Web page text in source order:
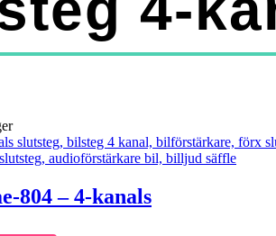
804 – 4-kanals